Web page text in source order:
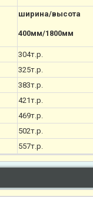
ширина/высота
400мм/1800мм
304т.р.
325т.р.
383т.р.
421т.р.
469т.р.
502т.р.
557т.р.